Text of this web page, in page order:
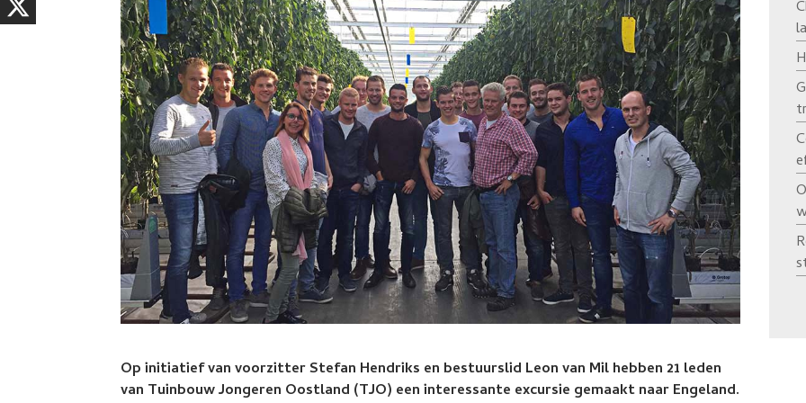
Op initiatief van voorzitter Stefan Hendriks en bestuurslid Leon van Mil hebben 21 leden
van Tuinbouw Jongeren Oostland (TJO) een interessante excursie gemaakt naar Engeland.